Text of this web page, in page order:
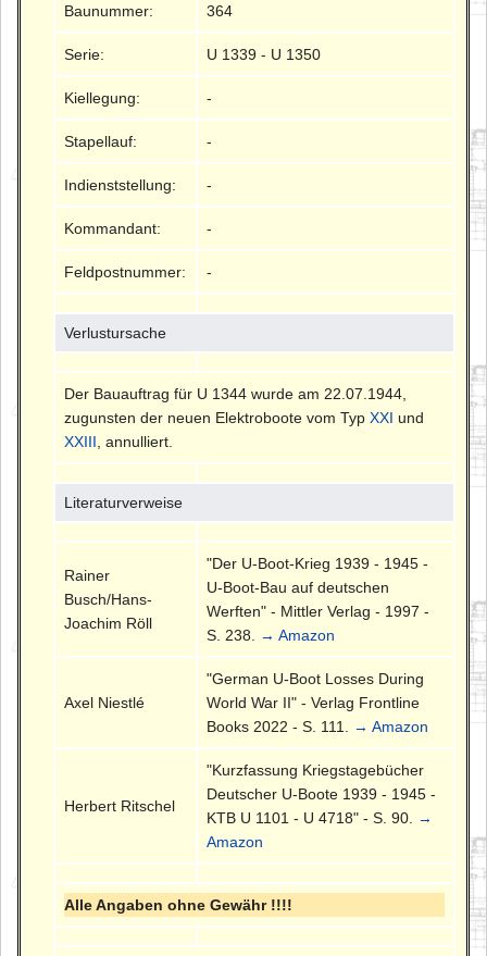
Baunummer: 364
Serie: U 1339 - U 1350
Kiellegung: -
Stapellauf: -
Indienststellung: -
Kommandant: -
Feldpostnummer: -
Verlustursache
Der Bauauftrag für U 1344 wurde am 22.07.1944,
zugunsten der neuen Elektroboote vom TypXXI und
XXIII , annulliert.
Literaturverweise
Rainer
Busch/Hans-
Joachim Röll
"Der U-Boot-Krieg 1939 - 1945 -
U-Boot-Bau auf deutschen
Werften" - Mittler Verlag - 1997 -
S. 238.
→ Amazon
Axel Niestlé
"German U-Boot Losses During
World War II" - Verlag Frontline
Books 2022 - S. 111.
→ Amazon
Herbert Ritschel
"Kurzfassung Kriegstagebücher
Deutscher U-Boote 1939 - 1945 -
KTB U 1101 - U 4718" - S. 90.
→
Amazon
Alle Angaben ohne Gewähr !!!!